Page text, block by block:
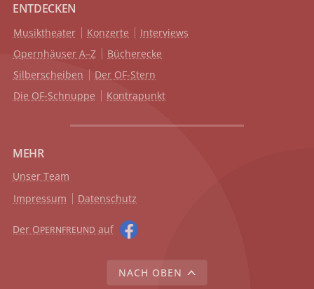
ENTDECKEN
Musiktheater Konzerte
Interviews
Opernhäuser A–Z
Bücherecke
Silberscheiben
Der OF-Stern
Die OF-Schnuppe
Kontrapunkt
MEHR
Unser Team
Impressum
Datenschutz
Der OPERNFREUND auf
NACH OBEN